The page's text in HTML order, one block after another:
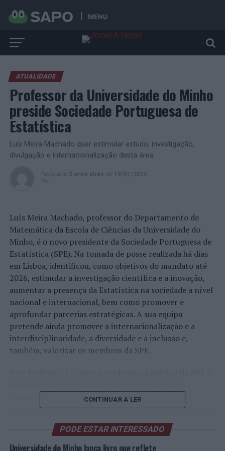
MENU
ATUALIDADE
Professor da Universidade do Minho
preside Sociedade Portuguesa de
Estatística
Luís Meira Machado quer estimular estudo, investigação,
divulgação e internacionalização desta área
Publicado 3 anos atrás on 19/01/2024
Por
Luís Meira Machado, professor do Departamento de
Matemática da Escola de Ciências da Universidade do
Minho, é o novo presidente da Sociedade Portuguesa de
Estatística (SPE). Na tomada de posse realizada há dias
em Lisboa, identificou, como objetivos do mandato até
2026, estimular a investigação científica e a inovação,
aumentar a presença da Estatística na sociedade a nível
nacional e internacional, bem como promover e
aprofundar parcerias estratégicas. A sua equipa
pretende ainda promover a internacionalização e a
interdisciplinaridade, a diversidade e a inclusão e,
também, valorizar os membros da SPE.
exemplo, o Prémio Estatístico Júnior, destacando
estudantes do ensino básico e secundário e incentivando
o interesse destes nas áreas de Probabilidades e
Estatística, além do Clube Júnior e as suas ações
associadas, como a Explorística, A Estatística vai à
CONTINUAR A LER
PODE ESTAR INTERESSADO
Universidade do Minho lança livro que reflete